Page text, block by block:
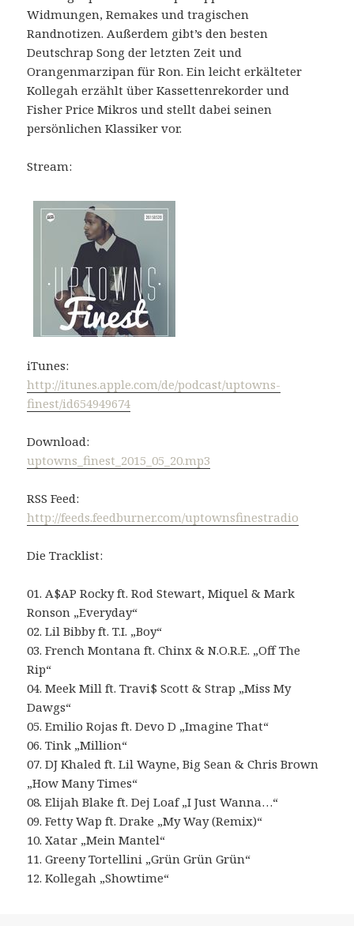
Widmungen, Remakes und tragischen
Randnotizen. Außerdem gibt’s den besten
Deutschrap Song der letzten Zeit und
Orangenmarzipan für Ron. Ein leicht erkälteter
Kollegah erzählt über Kassettenrekorder und
Fisher Price Mikros und stellt dabei seinen
persönlichen Klassiker vor.
Stream:
iTunes:
http://itunes.apple.com/de/podcast/uptowns-
finest/id654949674
Download:
uptowns_finest_2015_05_20.mp3
RSS Feed:
http://feeds.feedburner.com/uptownsfinestradio
Die Tracklist:
01. A$AP Rocky ft. Rod Stewart, Miquel & Mark
Ronson „Everyday“
02. Lil Bibby ft. T.I. „Boy“
03. French Montana ft. Chinx & N.O.R.E. „Off The
Rip“
04. Meek Mill ft. Travi$ Scott & Strap „Miss My
Dawgs“
05. Emilio Rojas ft. Devo D „Imagine That“
06. Tink „Million“
07. DJ Khaled ft. Lil Wayne, Big Sean & Chris Brown
„How Many Times“
08. Elijah Blake ft. Dej Loaf „I Just Wanna…“
09. Fetty Wap ft. Drake „My Way (Remix)“
10. Xatar „Mein Mantel“
11. Greeny Tortellini „Grün Grün Grün“
12. Kollegah „Showtime“